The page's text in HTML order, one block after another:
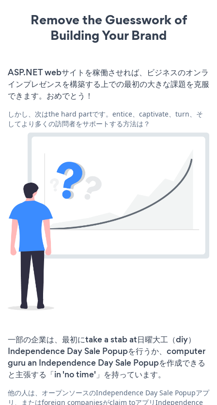
Remove the Guesswork of
Building Your Brand
ASP.NET webサイトを稼働させれば、ビジネスのオンラ
インプレゼンスを構築する上での最初の大きな課題を克服
できます。おめでとう！
しかし、次はthe hard partです。entice、captivate、turn、そ
してより多くの訪問者をサポートする方法は？
一部の企業は、最初にtake a stab at日曜大工（diy）
Independence Day Sale Popupを行うか、computer
guru an Independence Day Sale Popupを作成できる
と主張する「in 'no time'」を持っています。
他の人は、オープンソースのIndependence Day Sale Popupアプ
リ、またはforeign companiesがclaim toアプリIndependence